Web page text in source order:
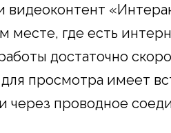
видеоконтент
месте, где есть
достаточно
просмотра имеет
через проводное